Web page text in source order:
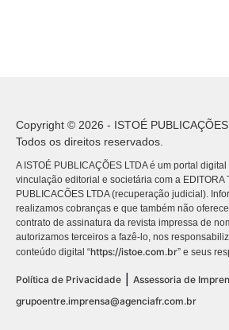
Copyright © 2026 - ISTOÉ
Todos os direitos reservados.
A ISTOÉ PUBLICAÇÕES LTDA é um portal
vinculação editorial e societária com a EDITORA
PUBLICACÕES LTDA (recuperação judicial).
realizamos cobranças e que também não
contrato de assinatura da revista impressa de
autorizamos terceiros a fazê-lo, nos
conteúdo digital “https://istoe.com.br” e seus
Política de Privacidade
Assessoria de
grupoentre.imprensa@agenciafr.com.br